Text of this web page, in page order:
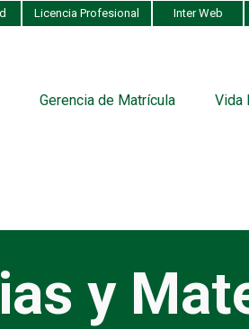
Licencia Profesional Inter Web
Gerencia de Matrícula Vida
y